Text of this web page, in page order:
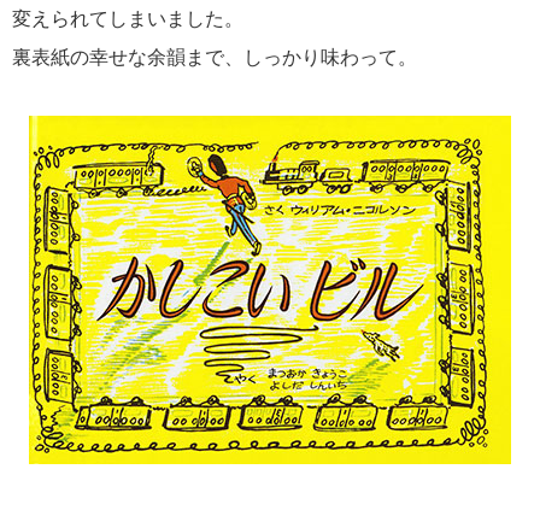
変えられてしまいました。
裏表紙の幸せな余韻まで、しっかり味わって。